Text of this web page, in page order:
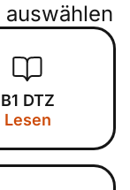
auswählen
B1 DTZ
Lesen